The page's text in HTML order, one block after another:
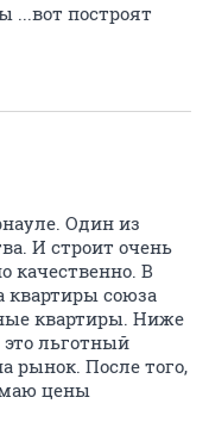
...вот построят
Один из
И строит очень
качественно. В
союза
квартиры. Ниже
льготный
рынок. После того,
цены